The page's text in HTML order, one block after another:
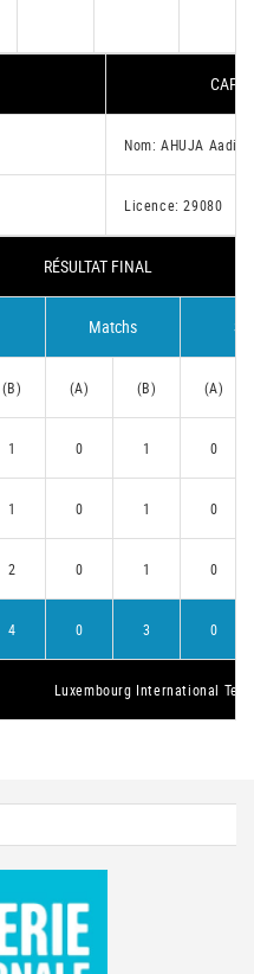
Nom: AHUJA Aadi
Licence: 29080
RÉSULTAT FINAL
Matchs
(B) (A) (B) (A)
1 0 1 0
1 0 1 0
2 0 1 0
4 0 3 0
Luxembourg International